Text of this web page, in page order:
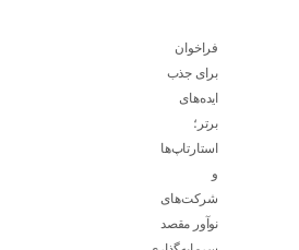
فراخوان
برای جذب
ایده‌های
برتر؛
استارتاپ‌ها
و
شرکت‌های
نوآور مقصد